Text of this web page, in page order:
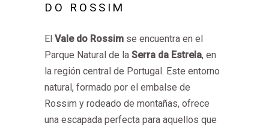
DO ROSSIM
El Vale do Rossim se encuentra en el
Parque Natural de la Serra da Estrela, en
la región central de Portugal. Este entorno
natural, formado por el embalse de
Rossim y rodeado de montañas, ofrece
una escapada perfecta para aquellos que